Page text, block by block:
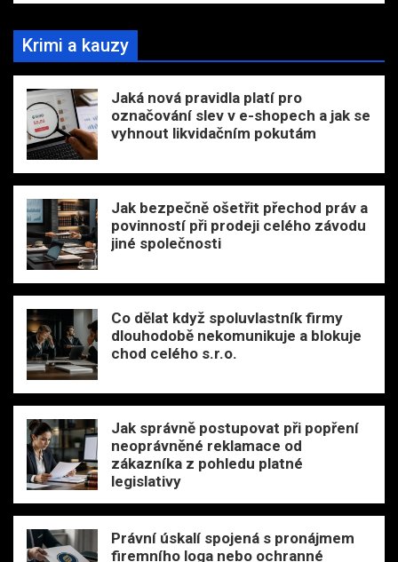
Krimi a kauzy
Jaká nová pravidla platí pro
označování slev v e-shopech a jak se
vyhnout likvidačním pokutám
Jak bezpečně ošetřit přechod práv a
povinností při prodeji celého závodu
jiné společnosti
Co dělat když spoluvlastník firmy
dlouhodobě nekomunikuje a blokuje
chod celého s.r.o.
Jak správně postupovat při popření
neoprávněné reklamace od
zákazníka z pohledu platné
legislativy
Právní úskalí spojená s pronájmem
firemního loga nebo ochranné